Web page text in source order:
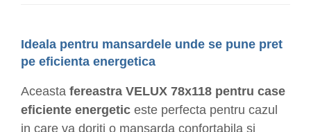
Ideala pentru mansardele unde se pune pret
pe eficienta energetica
Aceasta fereastra VELUX 78x118 pentru case
eficiente energetic este perfecta pentru cazul
in care va doriti o mansarda confortabila si